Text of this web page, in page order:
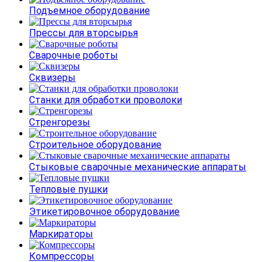
Подъемное оборудование
Прессы для вторсырья
Сварочные роботы
Сквизеры
Станки для обработки проволоки
Стренгорезы
Строительное оборудование
Стыковые сварочные механические аппараты
Тепловые пушки
Этикетировочное оборудование
Маркираторы
Компрессоры